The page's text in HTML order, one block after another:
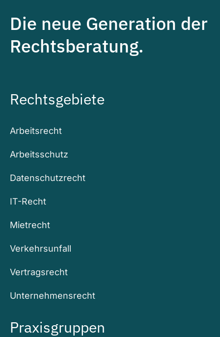
Die neue Generation der
Rechtsberatung.
Rechtsgebiete
Arbeitsrecht
Arbeitsschutz
Datenschutzrecht
IT-Recht
Mietrecht
Verkehrsunfall
Vertragsrecht
Unternehmensrecht
Praxisgruppen